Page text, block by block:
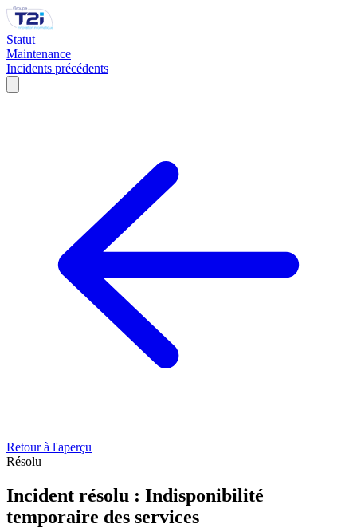
Statut
Maintenance
Incidents précédents
Retour à l'aperçu
Résolu
Incident résolu : Indisponibilité
temporaire des services